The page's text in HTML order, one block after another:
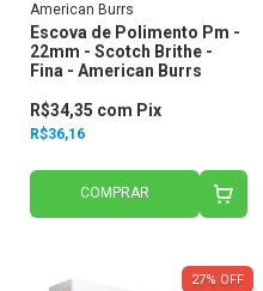
American Burrs
Escova de Polimento Pm -
22mm - Scotch Brithe -
Fina - American Burrs
R$36,16
R$34,35 com Pix
COMPRAR
27% OFF